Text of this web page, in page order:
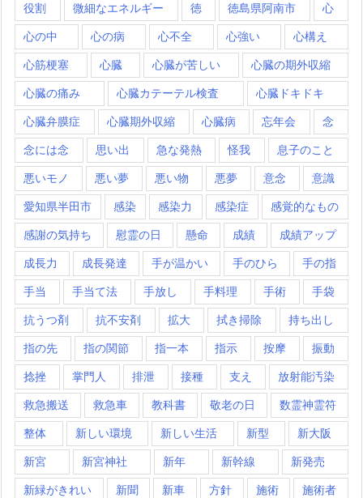
役割 微細なエネルギー 徳 徳島県阿南市 心
心の中 心の病 心不全 心強い 心構え
心筋梗塞 心臓 心臓が苦しい 心臓の期外収縮
心臓の痛み 心臓カテーテル検査 心臓ドキドキ
心臓弁膜症 心臓期外収縮 心臓病 忘年会 念
念には念 思い出 急な発熱 怪我 息子のこと
悪いモノ 悪い夢 悪い物 悪夢 意念 意識
愛知県半田市 感染 感染力 感染症 感覚的なもの
感謝の気持ち 慰霊の日 懸命 成績 成績アップ
成長力 成長発達 手が温かい 手のひら 手の指
手当 手当て法 手放し 手料理 手術 手袋
抗うつ剤 抗不安剤 拡大 拭き掃除 持ち出し
指の先 指の関節 指一本 指示 按摩 振動
捻挫 掌門人 排泄 接種 支え 放射能汚染
救急搬送 救急車 教科書 敬老の日 数霊神霊符
整体 新しい環境 新しい生活 新型 新大阪
新宮 新宮神社 新年 新幹線 新発売
新緑がきれい 新聞 新車 方針 施術 施術者